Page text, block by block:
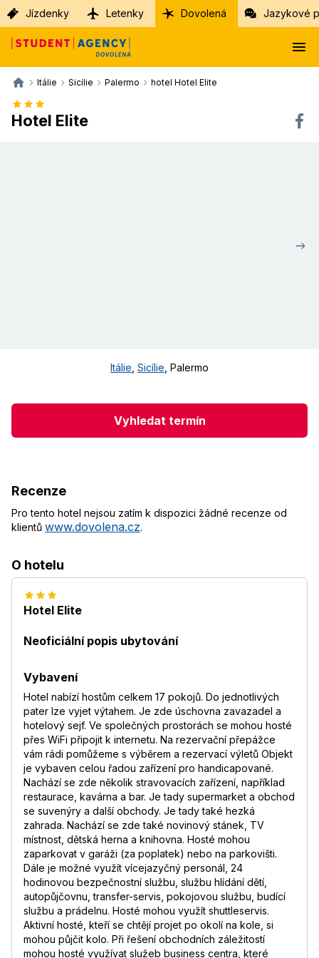
Jízdenky Letenky Dovolená Jazykové
Itálie Sicílie Palermo hotel Hotel Elite
Hotel Elite
Itálie Sicílie Palermo
Vyhledat termín
Recenze
Pro tento hotel nejsou zatím k dispozici žádné recenze od
klientů www.dovolena.cz.
O hotelu
Hotel Elite
Neoficiální popis ubytování
Vybavení
Hotel nabízí hostům celkem 17 pokojů. Do jednotlivých
pater lze vyjet výtahem. Je zde úschovna zavazadel a
hotelový sejf. Ve společných prostorách se mohou hosté
přes WiFi připojit k internetu. Na rezervační přepážce
vám rádi pomůžeme s výběrem a rezervací výletů Objekt
je vybaven celou řadou zařízení pro handicapované.
Nachází se zde několik stravovacích zařízení, například
restaurace, kavárna a bar. Je tady supermarket a obchod
se suvenýry a další obchody. Je tady také hezká
zahrada. Nachází se zde také novinový stánek, TV
místnost, dětská herna a knihovna. Hosté mohou
zaparkovat v garáži (za poplatek) nebo na parkovišti.
Dále je možné využít vícejazyčný personál, 24
hodinovou bezpečnostní službu, službu hlídání dětí,
autopůjčovnu, transfer-servis, pokojovou službu, budící
službu a prádelnu. Hosté mohou využít shuttleservis.
Aktivní hosté, kteří se chtějí projet po okolí na kole, si
mohou půjčit kolo. Při řešení obchodních záležitostí
mohou hosté využívat služeb business centra, které